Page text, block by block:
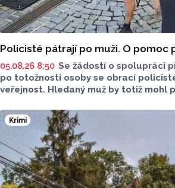
Policisté pátrají po muži. O pomoc
05.08.26 8:50 Se žádostí o spolupráci
po totožnosti osoby se obrací
veřejnost. Hledaný muž by totiž mohl
Krimi